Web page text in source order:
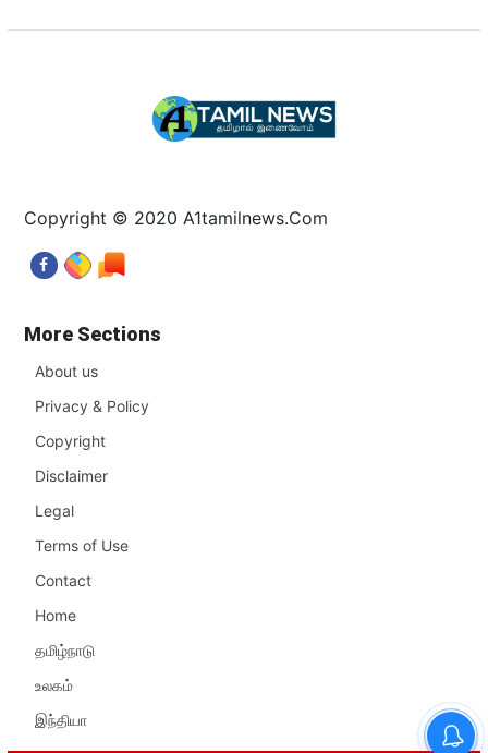
Copyright © 2020 A1tamilnews.Com
More Sections
About us
Privacy & Policy
Copyright
Disclaimer
Legal
Terms of Use
Contact
Home
தமிழ்நாடு
உலகம்
இந்தியா